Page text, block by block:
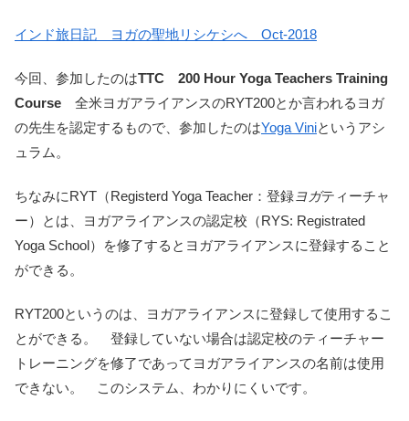
インド旅日記 ヨガの聖地リシケシへ Oct-2018
今回、参加したのはTTC 200 Hour Yoga Teachers Training
Course 全米ヨガアライアンスのRYT200とか言われるヨガ
の先生を認定するもので、参加したのはYoga Viniというアシ
ュラム。
ちなみにRYT（Registerd Yoga Teacher：登録 ヨガティーチャ
ー）とは、ヨガアライアンスの認定校（RYS: Registrated
Yoga School）を修了するとヨガアライアンスに登録すること
ができる。
RYT200というのは、ヨガアライアンスに登録して使用するこ
とができる。 登録していない場合は認定校のティーチャー
トレーニングを修了であってヨガアライアンスの名前は使用
できない。 このシステム、わかりにくいです。